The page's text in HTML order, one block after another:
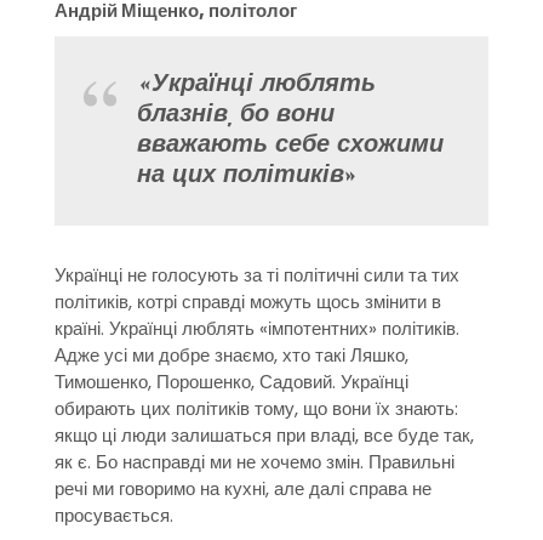
Андрій Міщенко, політолог
«Українці люблять
блазнів, бо вони
вважають себе схожими
на цих політиків»
Українці не голосують за ті політичні сили та тих
політиків, котрі справді можуть щось змінити в
країні. Українці люблять «імпотентних» політиків.
Адже усі ми добре знаємо, хто такі Ляшко,
Тимошенко, Порошенко, Садовий. Українці
обирають цих політиків тому, що вони їх знають:
якщо ці люди залишаться при владі, все буде так,
як є. Бо насправді ми не хочемо змін. Правильні
речі ми говоримо на кухні, але далі справа не
просувається.